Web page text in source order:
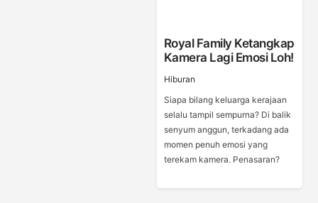
Royal Family Ketangkap
Kamera Lagi Emosi Loh!
Hiburan
Siapa bilang keluarga kerajaan
selalu tampil sempurna? Di balik
senyum anggun, terkadang ada
momen penuh emosi yang
terekam kamera. Penasaran?